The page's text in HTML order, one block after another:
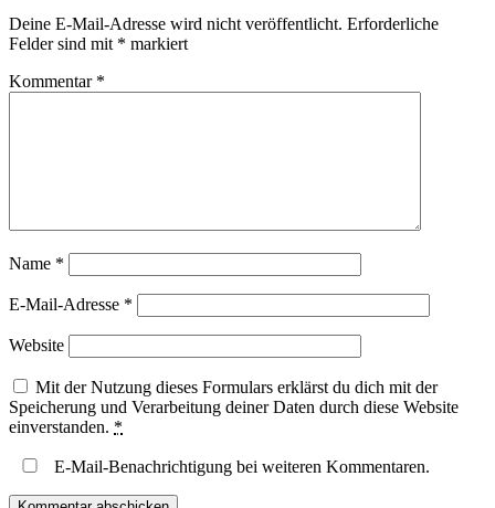
Deine E-Mail-Adresse wird nicht veröffentlicht. Erforderliche
Felder sind mit * markiert
Kommentar *
Name *
E-Mail-Adresse *
Website
Mit der Nutzung dieses Formulars erklärst du dich mit der
Speicherung und Verarbeitung deiner Daten durch diese Website
einverstanden. *
E-Mail-Benachrichtigung bei weiteren Kommentaren.